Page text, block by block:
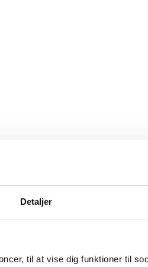
Detaljer
til at vise dig funktioner til